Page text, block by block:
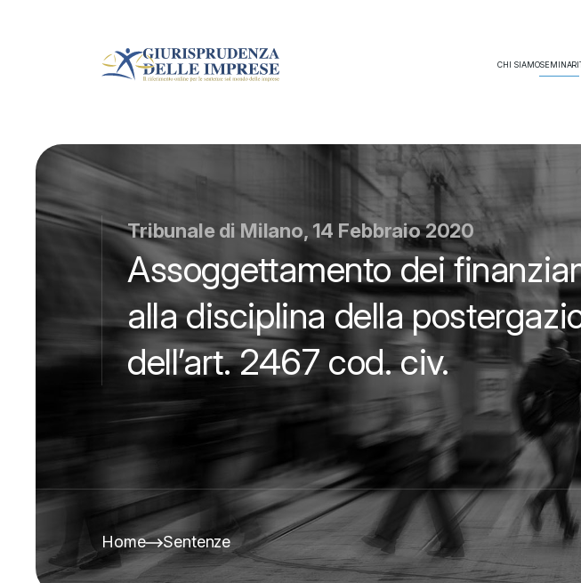
CHI SIAMOSEMINARI
Tribunale di Milano, 14 Febbraio 2020
Assoggettamento dei
alla disciplina della
dell’art. 2467 cod. civ.
Home Sentenze